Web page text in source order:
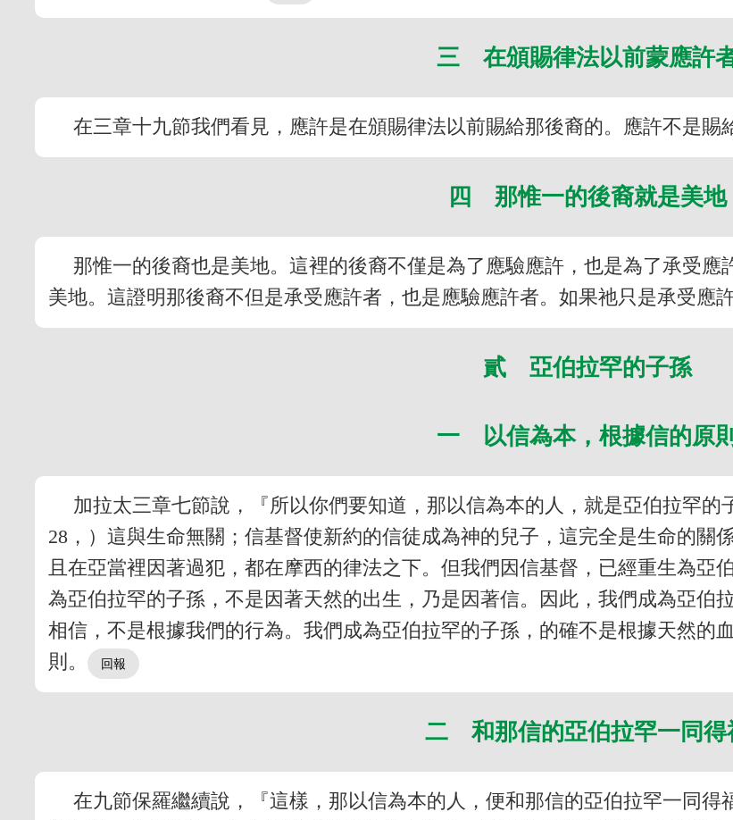
三 在頒賜律法以前蒙應許
在三章十九節我們看見，應許是在頒賜律法以前賜給那後裔的。應許不是
四 那惟一的後裔就是美地
那惟一的後裔也是美地。這裡的後裔不僅是為了應驗應許，也是為了承受
美地。這證明那後裔不但是承受應許者，也是應驗應許者。如果祂只是承受應
貳 亞伯拉罕的子孫
一 以信為本，根據信的原則
加拉太三章七節說，『所以你們要知道，那以信為本的人，就是亞伯拉罕
28，）這與生命無關；信基督使新約的信徒成為神的兒子，這完全是生命的關
且在亞當裡因著過犯，都在摩西的律法之下。但我們因信基督，已經重生為亞
為亞伯拉罕的子孫，不是因著天然的出生，乃是因著信。因此，我們成為亞伯
相信，不是根據我們的行為。我們成為亞伯拉罕的子孫，的確不是根據天然的
則。
二 和那信的亞伯拉罕一同得
在九節保羅繼續說，『這樣，那以信為本的人，便和那信的亞伯拉罕一同